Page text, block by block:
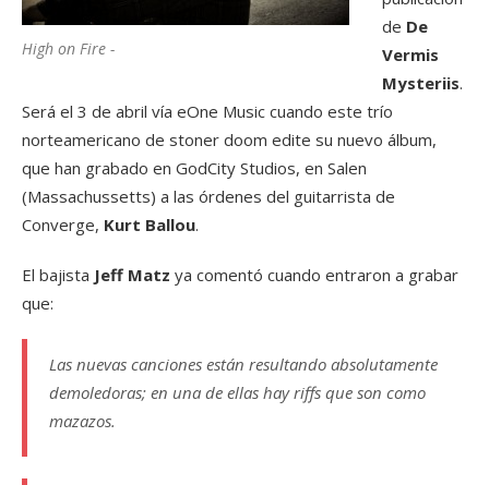
High on Fire -
de De
Vermis
Mysteriis.
Será el 3 de abril vía eOne Music cuando este trío
norteamericano de stoner doom edite su nuevo álbum,
que han grabado en GodCity Studios, en Salen
(Massachussetts) a las órdenes del guitarrista de
Converge, Kurt Ballou.
El bajista Jeff Matz ya comentó cuando entraron a grabar
que:
Las nuevas canciones están resultando absolutamente
demoledoras; en una de ellas hay riffs que son como
mazazos.